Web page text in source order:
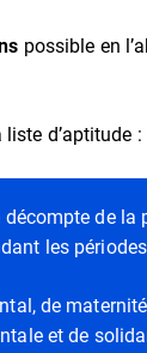
possible en
liste d’aptitude
décompte de la
les
de
et de